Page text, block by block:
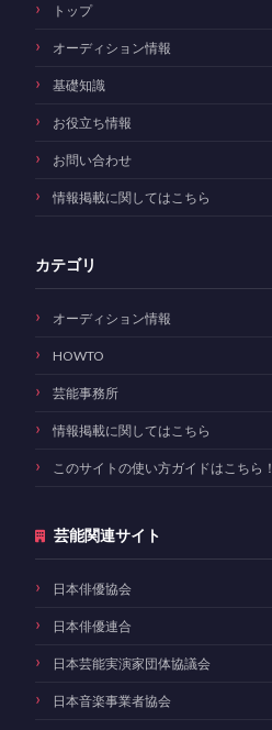
トップ
オーディション情報
基礎知識
お役立ち情報
お問い合わせ
情報掲載に関してはこちら
カテゴリ
オーディション情報
HOWTO
芸能事務所
情報掲載に関してはこちら
このサイトの使い方ガイドはこちら！
芸能関連サイト
日本俳優協会
日本俳優連合
日本芸能実演家団体協議会
日本音楽事業者協会